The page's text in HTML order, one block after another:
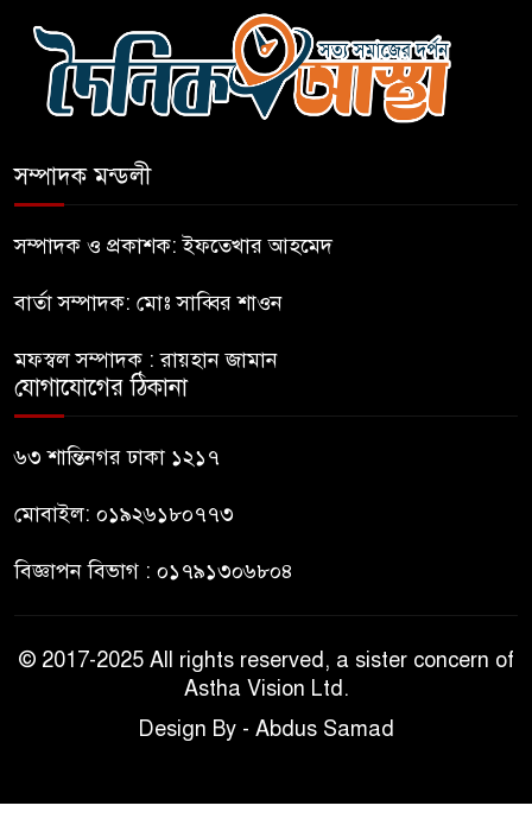
বলাকা লাউঞ্জে আগুন
৬
নীলফামারীতে ৫ দিনেও ফিরেনি
মেট্রিক টন টিয়ার শেল
মানবিক মূল্যবোধ সম্পন্ন বিচারকের
অভাব
সম্পাদক মন্ডলী
সম্পাদক ও প্রকাশক: ইফতেখার আহমেদ
বার্তা সম্পাদক: মোঃ সাব্বির শাওন
মফস্বল সম্পাদক : রায়হান জামান
যোগাযোগের ঠিকানা
৬৩ শান্তিনগর ঢাকা ১২১৭
মোবাইল: ০১৯২৬১৮০৭৭৩
বিজ্ঞাপন বিভাগ : ০১৭৯১৩০৬৮০৪
© 2017-2025 All rights reserved, a sister concern of
Astha Vision Ltd.
Design By - Abdus Samad